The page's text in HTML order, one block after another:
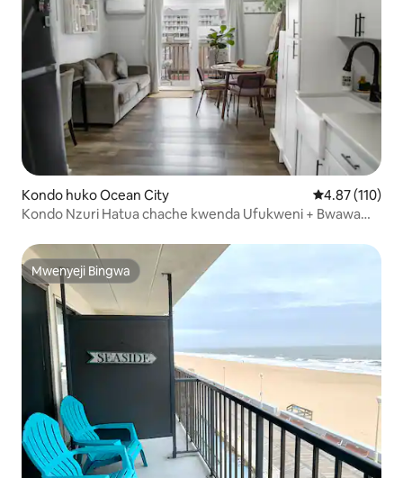
Kondo huko Ocean City Ukadiriaji wa
4.87 (110)
Kondo Nzuri Hatua chache kwenda Ufukweni + Bwawa
Mwenyeji Bingwa
Mwenyeji Bingwa